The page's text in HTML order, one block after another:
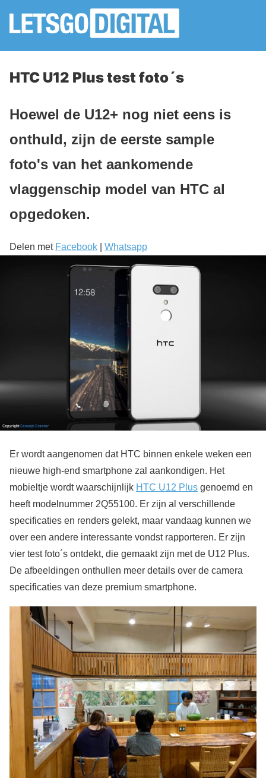
HTC U12 Plus test foto´s
Hoewel de U12+ nog niet eens is
onthuld, zijn de eerste sample
foto's van het aankomende
vlaggenschip model van HTC al
opgedoken.
Delen met Facebook Whatsapp
Er wordt aangenomen dat HTC binnen enkele weken een
nieuwe high-end smartphone zal aankondigen. Het
mobieltje wordt waarschijnlijk HTC U12 Plus genoemd en
heeft modelnummer 2Q55100. Er zijn al verschillende
specificaties en renders gelekt, maar vandaag kunnen we
over een andere interessante vondst rapporteren. Er zijn
vier test foto´s ontdekt, die gemaakt zijn met de U12 Plus.
De afbeeldingen onthullen meer details over de camera
specificaties van deze premium smartphone.